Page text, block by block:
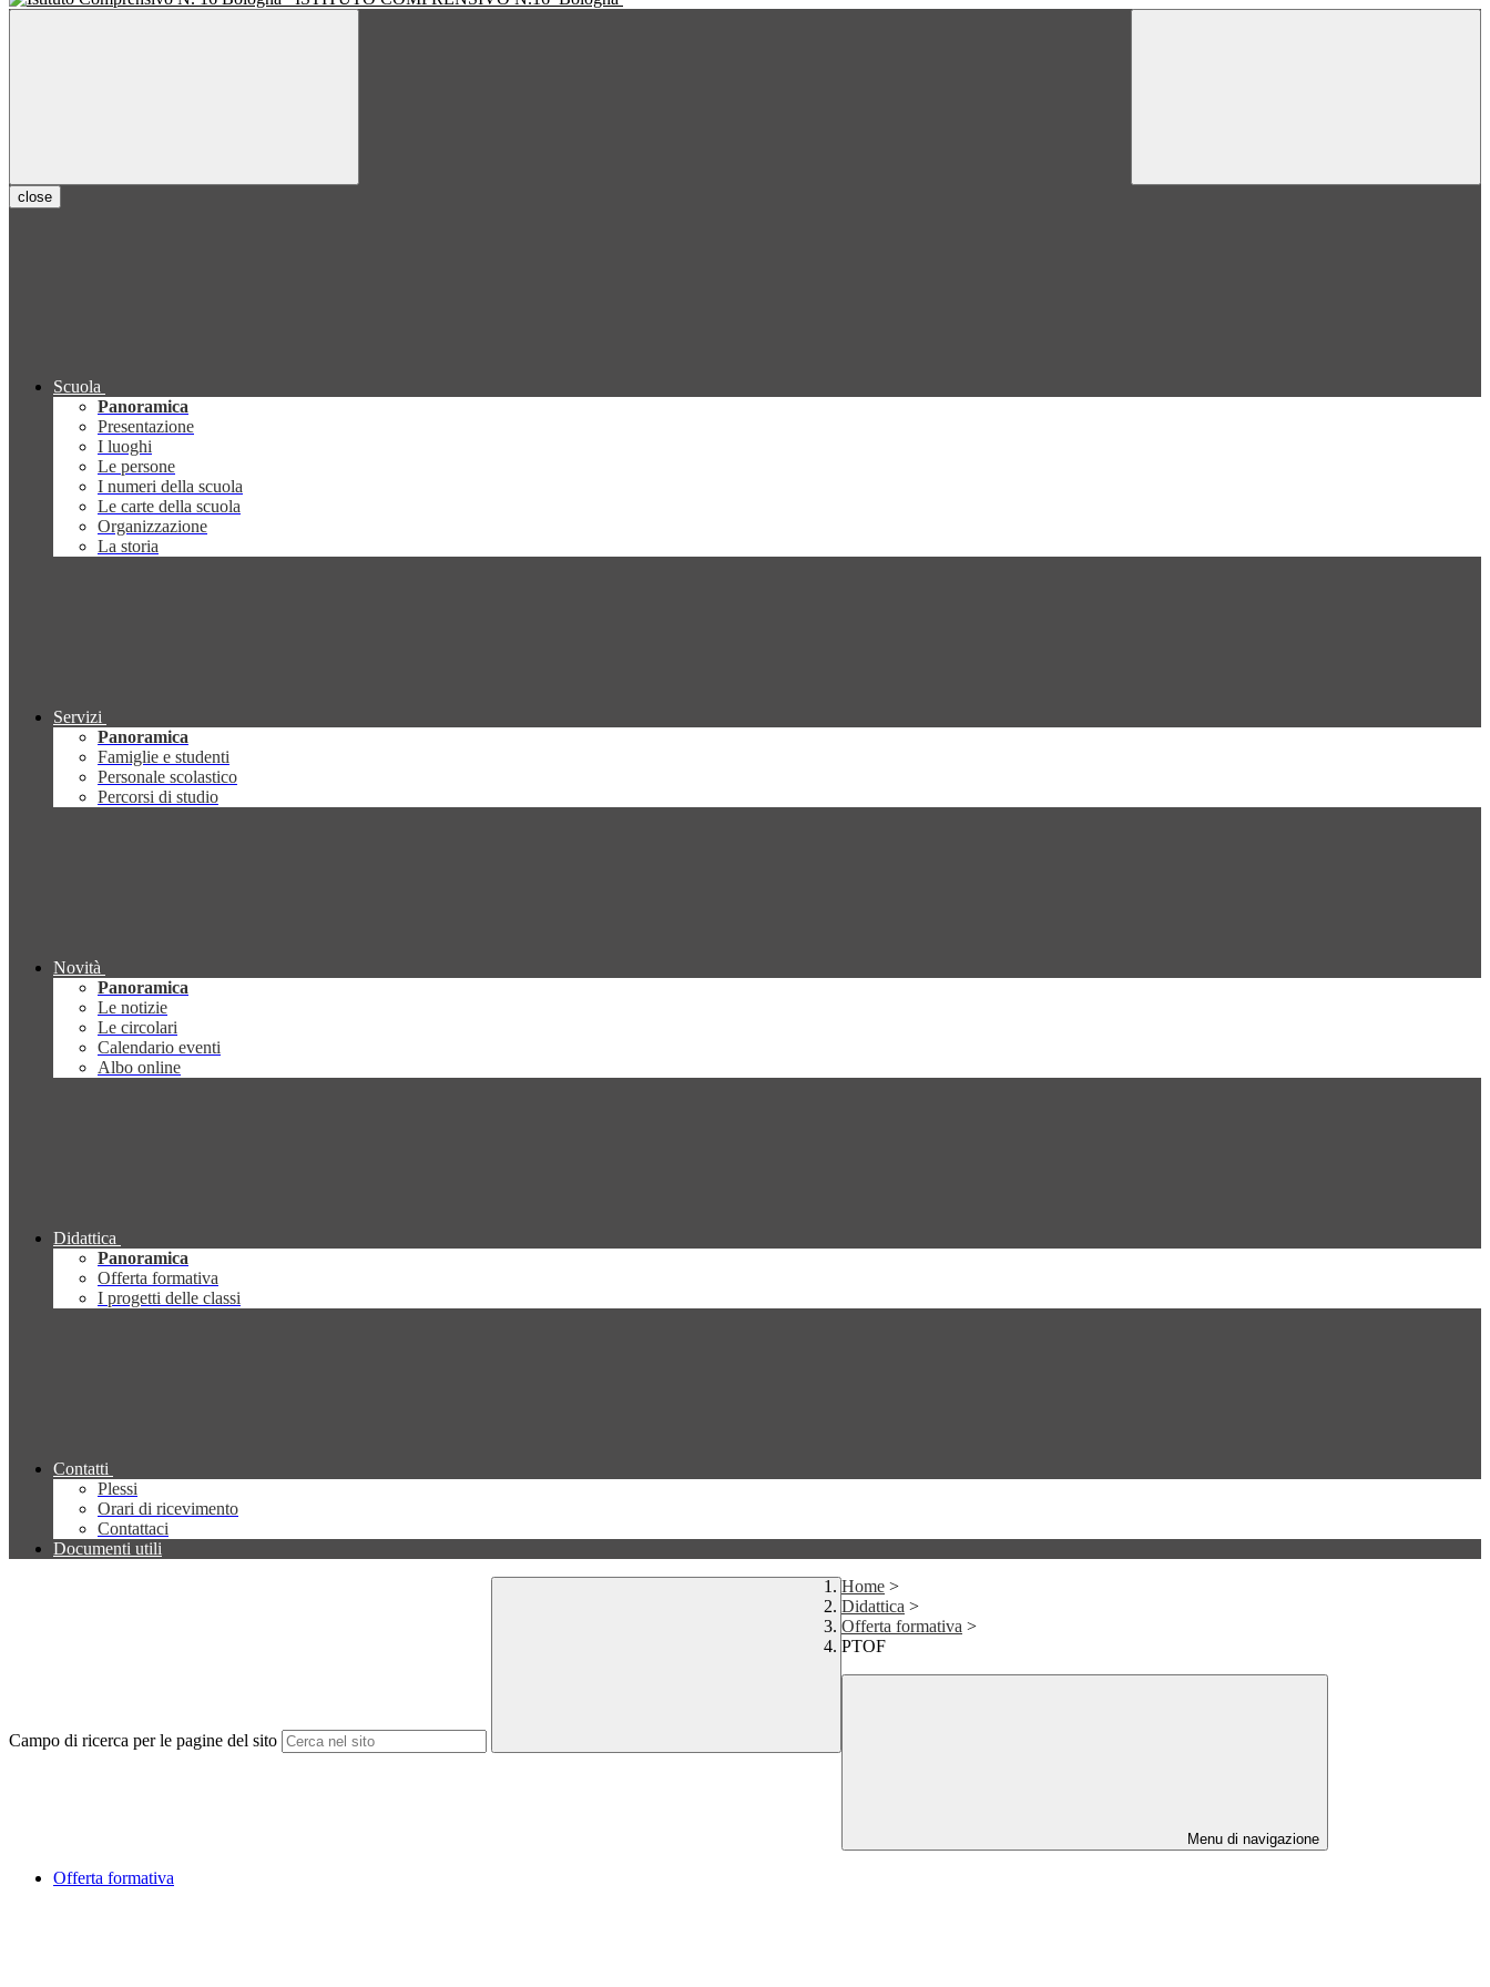
close
Scuola
Panoramica
Presentazione
I luoghi
Le persone
I numeri della scuola
Le carte della scuola
Organizzazione
La storia
Servizi
Panoramica
Famiglie e studenti
Personale scolastico
Percorsi di studio
Novità
Panoramica
Le notizie
Le circolari
Calendario eventi
Albo online
Didattica
Panoramica
Offerta formativa
I progetti delle classi
Contatti
Plessi
Orari di ricevimento
Contattaci
Documenti utili
Campo di ricerca per le pagine del sito
Home >
Didattica >
Offerta formativa >
PTOF
Menu di navigazione
Offerta formativa